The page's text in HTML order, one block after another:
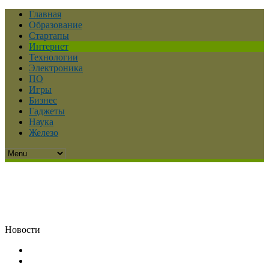
Главная
Образование
Стартапы
Интернет
Технологии
Электроника
ПО
Игры
Бизнес
Гаджеты
Наука
Железо
Новости